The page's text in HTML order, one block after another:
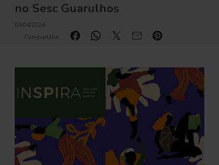
no Sesc Guarulhos
04/04/2024
Compartilhe: